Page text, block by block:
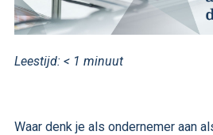
Leestijd: < 1 minuut
Waar denk je als ondernemer aan